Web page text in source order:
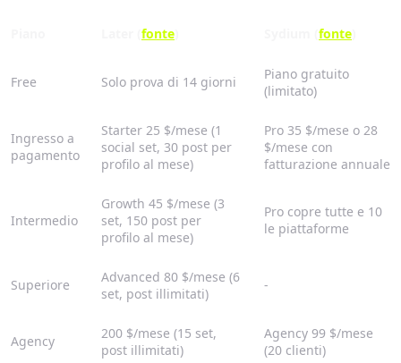
fonte fonte
Free Solo prova di 14 giorni
Piano gratuito
(limitato)
Ingresso a
pagamento
Starter 25 $/mese (1
social set, 30 post per
profilo al mese)
Pro 35 $/mese o 28
$/mese con
fatturazione annuale
Intermedio
Growth 45 $/mese (3
set, 150 post per
profilo al mese)
Pro copre tutte e 10
le piattaforme
Superiore
Advanced 80 $/mese (6
set, post illimitati)
-
Agency
200 $/mese (15 set,
post illimitati)
Agency 99 $/mese
(20 clienti)